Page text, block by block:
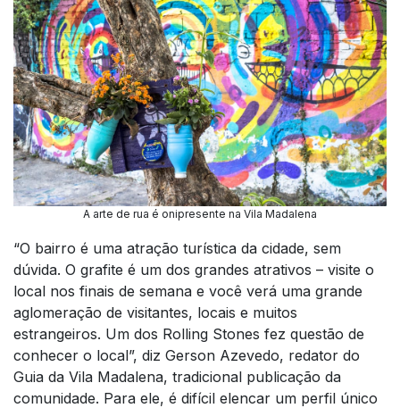
A arte de rua é onipresente na Vila Madalena
“O bairro é uma atração turística da cidade, sem
dúvida. O grafite é um dos grandes atrativos – visite o
local nos finais de semana e você verá uma grande
aglomeração de visitantes, locais e muitos
estrangeiros. Um dos Rolling Stones fez questão de
conhecer o local”, diz Gerson Azevedo, redator do
Guia da Vila Madalena, tradicional publicação da
comunidade. Para ele, é difícil elencar um perfil único